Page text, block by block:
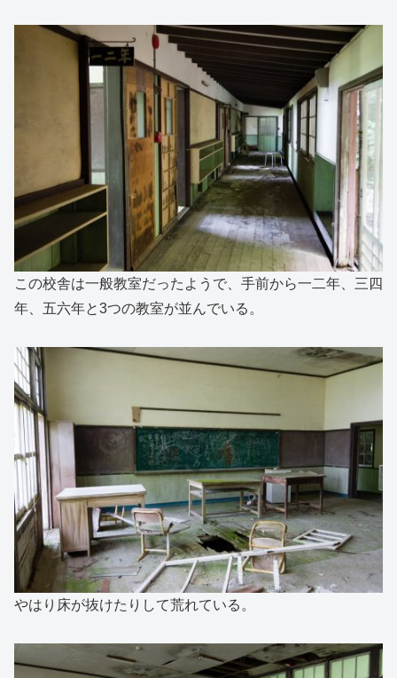
この校舎は一般教室だったようで、手前から一二年、三四
年、五六年と3つの教室が並んでいる。
やはり床が抜けたりして荒れている。